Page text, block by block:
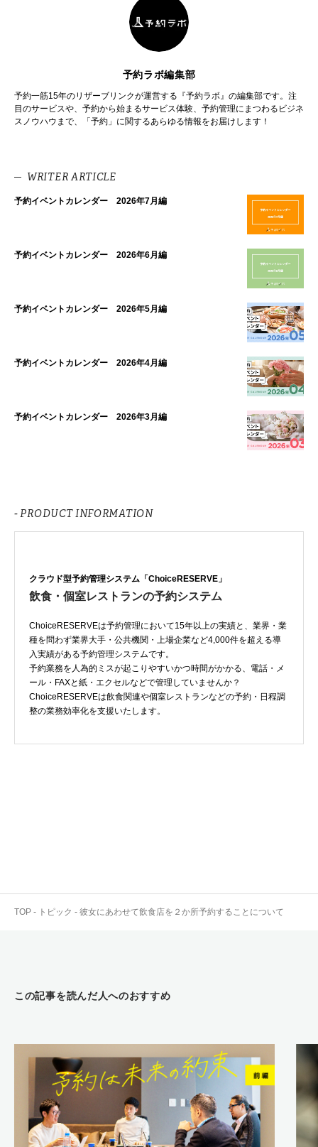
予約ラボ編集部
予約一筋15年のリザーブリンクが運営する『予約ラボ』の編集部です。注
目のサービスや、予約から始まるサービス体験、予約管理にまつわるビジネ
スノウハウまで、「予約」に関するあらゆる情報をお届けします！
WRITER ARTICLE
予約イベントカレンダー 2026年7月編
予約イベントカレンダー 2026年6月編
予約イベントカレンダー 2026年5月編
予約イベントカレンダー 2026年4月編
予約イベントカレンダー 2026年3月編
- PRODUCT INFORMATION
クラウド型予約管理システム「ChoiceRESERVE」
飲食・個室レストランの予約システム
ChoiceRESERVEは予約管理において15年以上の実績と、業界・業
種を問わず業界大手・公共機関・上場企業など4,000件を超える導
入実績がある予約管理システムです。
予約業務を人為的ミスが起こりやすいかつ時間がかかる、電話・メ
ール・FAXと紙・エクセルなどで管理していませんか？
ChoiceRESERVEは飲食関連や個室レストランなどの予約・日程調
整の業務効率化を支援いたします。
TOP - トピック - 彼女にあわせて飲食店を２か所予約することについて
この記事を読んだ人へのおすすめ